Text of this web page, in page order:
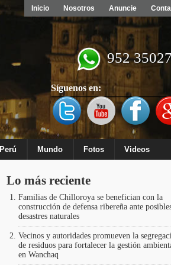
Inicio Nosotros Anuncie
952
Síguenos en:
Perú Mundo Fotos Videos
Lo más reciente
Familias de Chilloroya se benefician con la
construcción de defensa ribereña ante
desastres naturales
Vecinos y autoridades promueven la
de residuos para fortalecer la gestión
en Wanchaq